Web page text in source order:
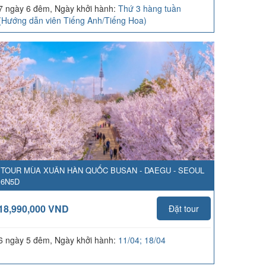
ngày 6 đêm, Ngày khởi hành: Thứ 3 hàng tuần
dẫn viên Tiếng Anh/Tiếng Hoa)
TOUR MÙA XUÂN HÀN QUỐC BUSAN - DAEGU - SEOUL
6N5D
VND Đặt tour
ngày 5 đêm, Ngày khởi hành: 11/04; 18/04